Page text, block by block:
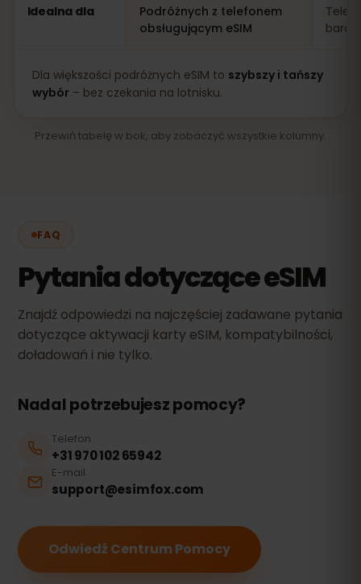
Idealna dla
Podróżnych z telefonem
obsługującym eSIM
Dla większości podróżnych eSIM to szybszy i tańszy
wybór– bez czekania na lotnisku.
Przewiń tabelę w bok, aby zobaczyć wszystkie kolumny.
FAQ
Pytania dotyczące eSIM
Znajdź odpowiedzi na najczęściej zadawane pytania
dotyczące aktywacji karty eSIM, kompatybilności,
doładowań i nie tylko.
Nadal potrzebujesz pomocy?
Telefon
+31 970 102 65942
E-mail
support@esimfox.com
Odwiedź Centrum Pomocy